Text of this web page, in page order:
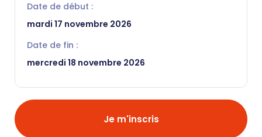
Date de début :
mardi 17 novembre 2026
Date de fin :
mercredi 18 novembre 2026
Je m'inscris